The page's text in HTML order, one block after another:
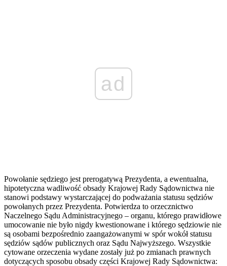
ad
Powołanie sędziego jest prerogatywą Prezydenta, a ewentualna,
hipotetyczna wadliwość obsady Krajowej Rady Sądownictwa nie
stanowi podstawy wystarczającej do podważania statusu sędziów
powołanych przez Prezydenta. Potwierdza to orzecznictwo
Naczelnego Sądu Administracyjnego – organu, którego prawidłowe
umocowanie nie było nigdy kwestionowane i którego sędziowie nie
są osobami bezpośrednio zaangażowanymi w spór wokół statusu
sędziów sądów publicznych oraz Sądu Najwyższego. Wszystkie
cytowane orzeczenia wydane zostały już po zmianach prawnych
dotyczących sposobu obsady części Krajowej Rady Sądownictwa: